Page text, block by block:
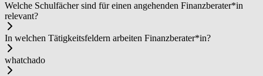
Welche Schulfächer sind für einen angehenden Fi­nanz­be­ra­ter*in
relevant?
In welchen Tätigkeitsfeldern arbeiten Fi­nanz­be­ra­ter*in?
whatchado